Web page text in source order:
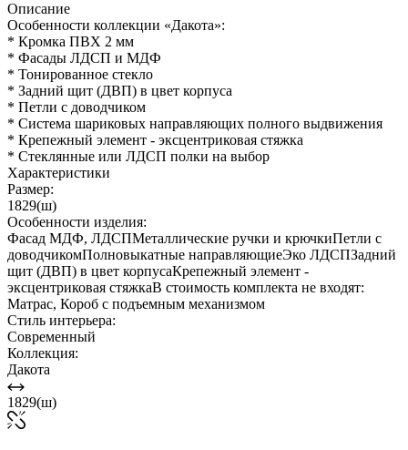
Описание
Особенности коллекции «Дакота»:
* Кромка ПВХ 2 мм
* Фасады ЛДСП и МДФ
* Тонированное стекло
* Задний щит (ДВП) в цвет корпуса
* Петли с доводчиком
* Система шариковых направляющих полного выдвижения
* Крепежный элемент - эксцентриковая стяжка
* Стеклянные или ЛДСП полки на выбор
Характеристики
Размер:
1829(ш)
Особенности изделия:
Фасад МДФ, ЛДСПМеталлические ручки и крючкиПетли с
доводчикомПолновыкатные направляющиеЭко ЛДСПЗадний
щит (ДВП) в цвет корпусаКрепежный элемент -
эксцентриковая стяжкаВ стоимость комплекта не входят:
Матрас, Короб с подъемным механизмом
Стиль интерьера:
Современный
Коллекция:
Дакота
1829(ш)